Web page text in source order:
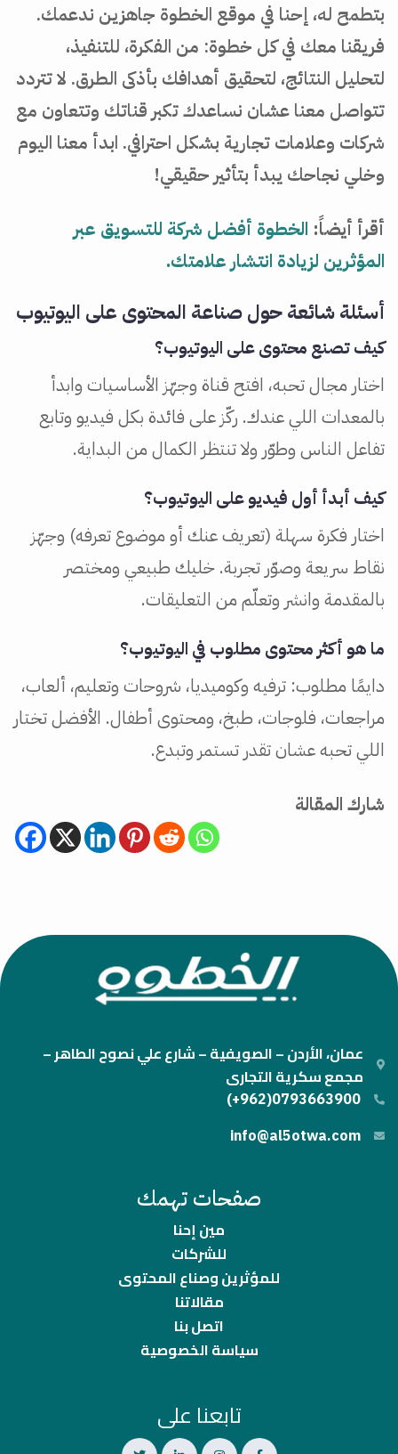
بتطمح له، إحنا في موقع الخطوة جاهزين ندعمك.
فريقنا معك في كل خطوة: من الفكرة، للتنفيذ،
لتحليل النتائج، لتحقيق أهدافك بأذكى الطرق. لا تتردد
تتواصل معنا عشان نساعدك تكبر قناتك وتتعاون مع
شركات وعلامات تجارية بشكل احترافي. ابدأ معنا اليوم
وخلي نجاحك يبدأ بتأثير حقيقي!
أقرأ أيضاً: الخطوة أفضل شركة للتسويق عبر
المؤثرين لزيادة انتشار علامتك.
أسئلة شائعة حول صناعة المحتوى على اليوتيوب
كيف تصنع محتوى على اليوتيوب؟
اختار مجال تحبه، افتح قناة وجهّز الأساسيات وابدأ
بالمعدات اللي عندك. ركّز على فائدة بكل فيديو وتابع
تفاعل الناس وطوّر ولا تنتظر الكمال من البداية.
كيف أبدأ أول فيديو على اليوتيوب؟
اختار فكرة سهلة (تعريف عنك أو موضوع تعرفه) وجهّز
نقاط سريعة وصوّر تجربة. خليك طبيعي ومختصر
بالمقدمة وانشر وتعلّم من التعليقات.
ما هو أكثر محتوى مطلوب في اليوتيوب؟
دايمًا مطلوب: ترفيه وكوميديا، شروحات وتعليم، ألعاب،
مراجعات، فلوجات، طبخ، ومحتوى أطفال. الأفضل تختار
اللي تحبه عشان تقدر تستمر وتبدع.
شارك المقالة
عمان، الأردن – الصويفية – شارع علي نصوح الطاهر –
مجمع سكرية التجارى
0793663900(962+)
info@al5otwa.com
صفحات تهمك
مين إحنا
للشركات
للمؤثرين وصناع المحتوى
مقالاتنا
اتصل بنا
سياسة الخصوصية
تابعنا على